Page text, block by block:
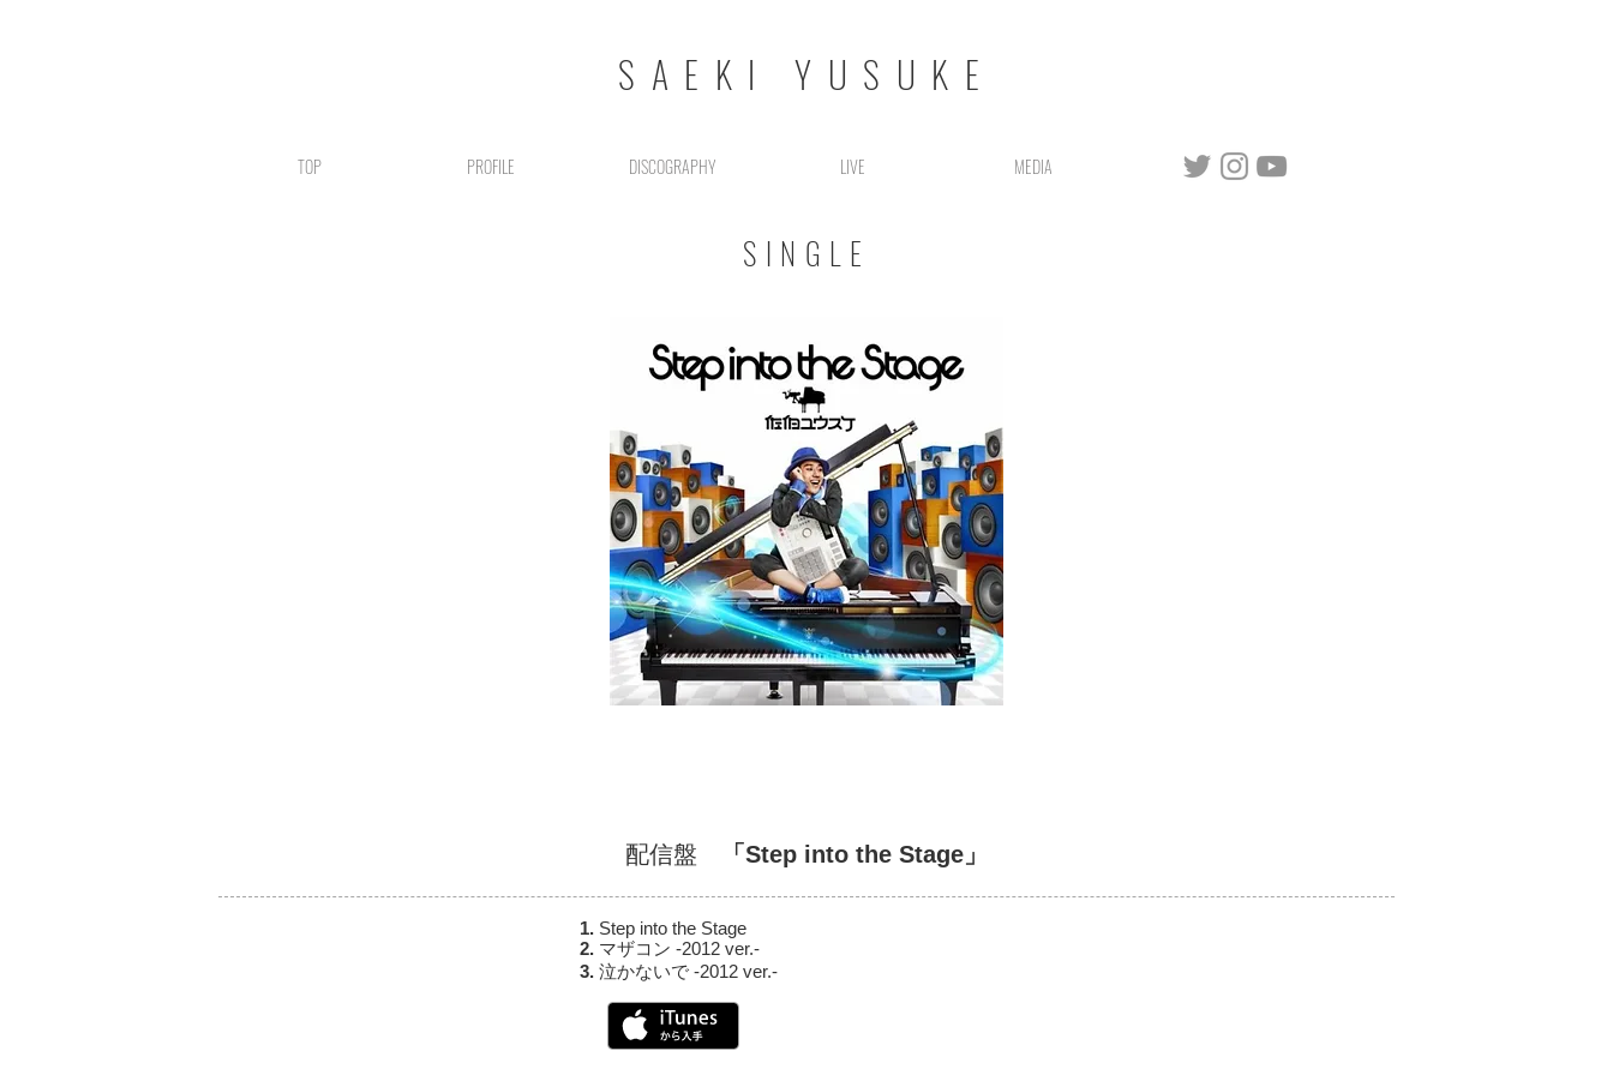
SAEKI YUSUKE
TOP PROFILE DISCOGRAPHY LIVE MEDIA
SINGLE
配信盤 「Step into the Stage」
Step into the Stage
マザコン -2012 ver.-
泣かないで -2012 ver.-